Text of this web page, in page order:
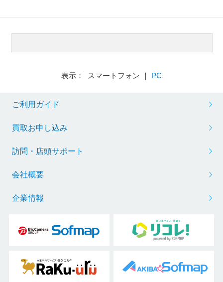
表示： スマートフォン ｜ PC
ご利用ガイド
買取お申し込み
訪問・店頭サポート
会社概要
企業情報